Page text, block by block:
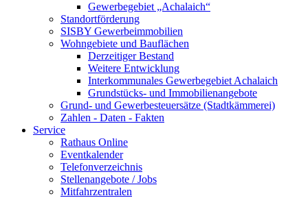
Gewerbegebiet „Achalaich“
Standortförderung
SISBY Gewerbeimmobilien
Wohngebiete und Bauflächen
Derzeitiger Bestand
Weitere Entwicklung
Interkommunales Gewerbegebiet Achalaich
Grundstücks- und Immobilienangebote
Grund- und Gewerbesteuersätze (Stadtkämmerei)
Zahlen - Daten - Fakten
Service
Rathaus Online
Eventkalender
Telefonverzeichnis
Stellenangebote / Jobs
Mitfahrzentralen